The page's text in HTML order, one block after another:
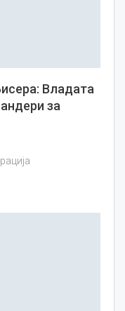
Владата
за